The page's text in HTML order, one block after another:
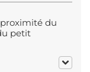
proximité du
petit